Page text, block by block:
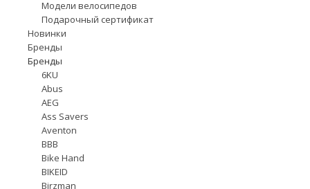
Модели велосипедов
Подарочный сертификат
Новинки
Бренды
Бренды
6KU
Abus
AEG
Ass Savers
Aventon
BBB
Bike Hand
BIKEID
Birzman